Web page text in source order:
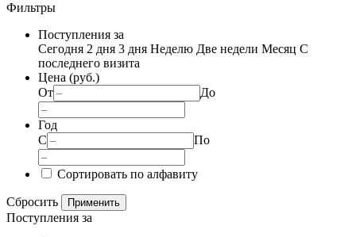
Фильтры
Поступления за
Сегодня 2 дня 3 дня Неделю Две недели Месяц С
последнего визита
Цена (руб.)
От
До
Год
С
По
Сортировать по алфавиту
Сбросить Применить
Поступления за